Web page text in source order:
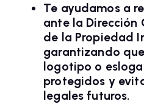
Te ayudamos a
ante la Dirección
de la Propiedad
garantizando
logotipo o
protegidos y
legales futuros.